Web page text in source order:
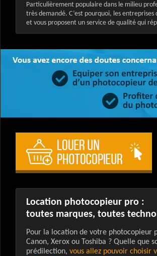
Particulièrement populaire dans le milieu
très demandé. C’est pourquoi, les
et vous proposent un service de qualité qui
Location photocopieur pro :
toutes marques, toutes
Pour la location de votre photocopieur
Canon, Xerox ou Toshiba ? Quelle que
prédilection, vous allez pouvoir choisir